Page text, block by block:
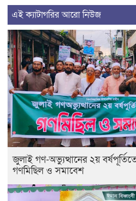
এই ক্যাটাগরির আরো নিউজ
জুলাই গণ-অভ্যুত্থানের ২য়
গণমিছিল ও সমাবেশ